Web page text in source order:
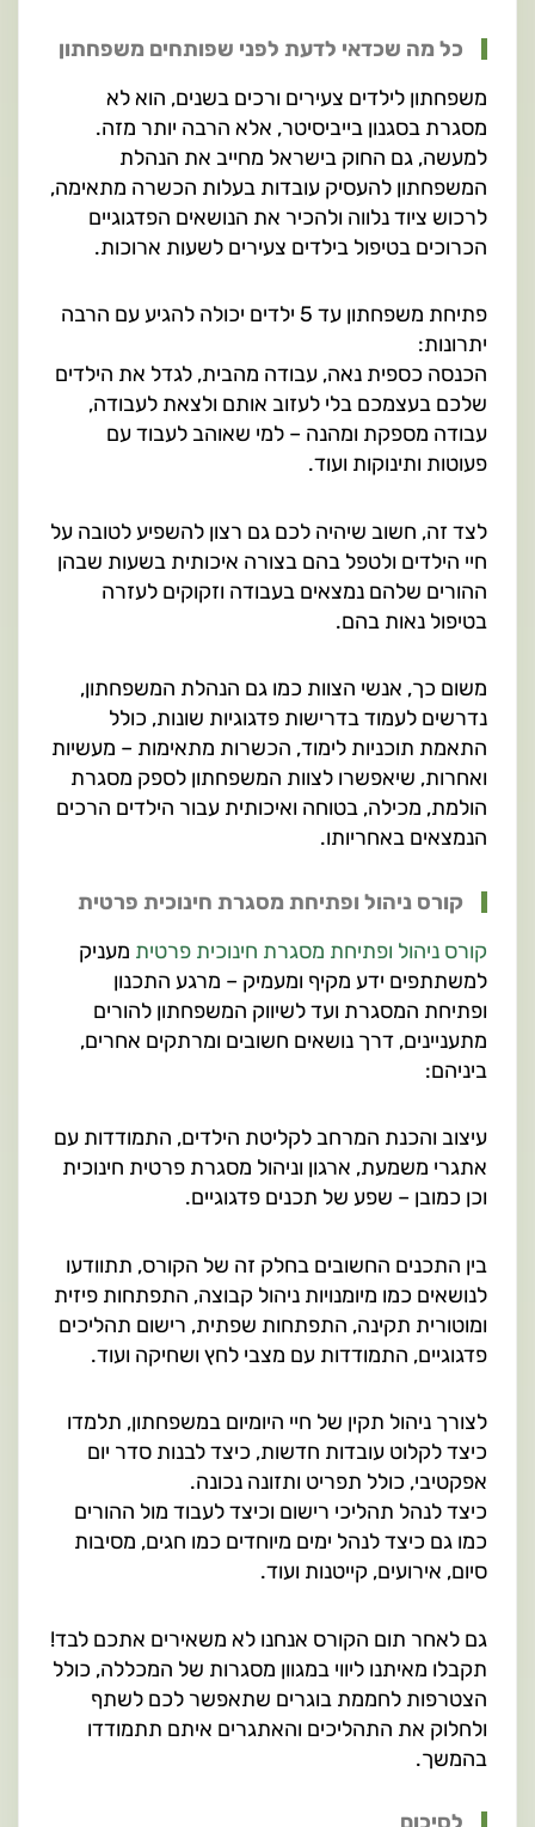
כל מה שכדאי לדעת לפני שפותחים משפחתון
משפחתון לילדים צעירים ורכים בשנים, הוא לא
מסגרת בסגנון בייביסיטר, אלא הרבה יותר מזה.
למעשה, גם החוק בישראל מחייב את הנהלת
המשפחתון להעסיק עובדות בעלות הכשרה מתאימה,
לרכוש ציוד נלווה ולהכיר את הנושאים הפדגוגיים
הכרוכים בטיפול בילדים צעירים לשעות ארוכות.
פתיחת משפחתון עד 5 ילדים יכולה להגיע עם הרבה
יתרונות:
הכנסה כספית נאה, עבודה מהבית, לגדל את הילדים
שלכם בעצמכם בלי לעזוב אותם ולצאת לעבודה,
עבודה מספקת ומהנה – למי שאוהב לעבוד עם
פעוטות ותינוקות ועוד.
לצד זה, חשוב שיהיה לכם גם רצון להשפיע לטובה על
חיי הילדים ולטפל בהם בצורה איכותית בשעות שבהן
ההורים שלהם נמצאים בעבודה וזקוקים לעזרה
בטיפול נאות בהם.
משום כך, אנשי הצוות כמו גם הנהלת המשפחתון,
נדרשים לעמוד בדרישות פדגוגיות שונות, כולל
התאמת תוכניות לימוד, הכשרות מתאימות – מעשיות
ואחרות, שיאפשרו לצוות המשפחתון לספק מסגרת
הולמת, מכילה, בטוחה ואיכותית עבור הילדים הרכים
הנמצאים באחריותו.
קורס ניהול ופתיחת מסגרת חינוכית פרטית
קורס ניהול ופתיחת מסגרת חינוכית פרטית מעניק
למשתתפים ידע מקיף ומעמיק – מרגע התכנון
ופתיחת המסגרת ועד לשיווק המשפחתון להורים
מתעניינים, דרך נושאים חשובים ומרתקים אחרים,
ביניהם:
עיצוב והכנת המרחב לקליטת הילדים, התמודדות עם
אתגרי משמעת, ארגון וניהול מסגרת פרטית חינוכית
וכן כמובן – שפע של תכנים פדגוגיים.
בין התכנים החשובים בחלק זה של הקורס, תתוודעו
לנושאים כמו מיומנויות ניהול קבוצה, התפתחות פיזית
ומוטורית תקינה, התפתחות שפתית, רישום תהליכים
פדגוגיים, התמודדות עם מצבי לחץ ושחיקה ועוד.
לצורך ניהול תקין של חיי היומיום במשפחתון, תלמדו
כיצד לקלוט עובדות חדשות, כיצד לבנות סדר יום
אפקטיבי, כולל תפריט ותזונה נכונה.
כיצד לנהל תהליכי רישום וכיצד לעבוד מול ההורים
כמו גם כיצד לנהל ימים מיוחדים כמו חגים, מסיבות
סיום, אירועים, קייטנות ועוד.
גם לאחר תום הקורס אנחנו לא משאירים אתכם לבד!
תקבלו מאיתנו ליווי במגוון מסגרות של המכללה, כולל
הצטרפות לחממת בוגרים שתאפשר לכם לשתף
ולחלוק את התהליכים והאתגרים איתם תתמודדו
בהמשך.